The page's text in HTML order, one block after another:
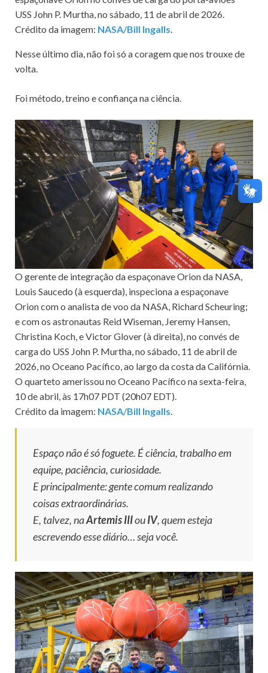
USS John P. Murtha, no sábado, 11 de abril de 2026.
Crédito da imagem: NASA/Bill Ingalls
Nesse último dia, não foi só a coragem que nos trouxe de
volta.
Foi método, treino e confiança na ciência.
O gerente de integração da espaçonave Orion da NASA,
Louis Saucedo (à esquerda), inspeciona a espaçonave
Orion com o analista de voo da NASA, Richard Scheuring;
e com os astronautas Reid Wiseman, Jeremy Hansen,
Christina Koch, e Victor Glover (à direita), no convés de
carga do USS John P. Murtha, no sábado, 11 de abril de
2026, no Oceano Pacífico, ao largo da costa da Califórnia.
O quarteto amerissou no Oceano Pacífico na sexta-feira,
10 de abril, às 17h07 PDT (20h07 EDT).
Crédito da imagem: NASA/Bill Ingalls
Espaço não é só foguete. É ciência, trabalho em
equipe, paciência, curiosidade.
E principalmente: gente comum realizando
coisas extraordinárias.
E, talvez, naArtemis IIIouIV, quem esteja
escrevendo esse diário… seja você.